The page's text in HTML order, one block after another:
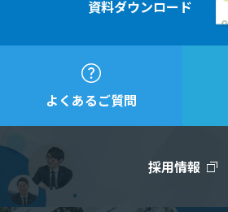
資料ダウンロード
よくあるご質問
採用情報